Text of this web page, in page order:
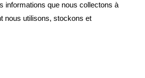
informations que nous collectons à
nous utilisons, stockons et